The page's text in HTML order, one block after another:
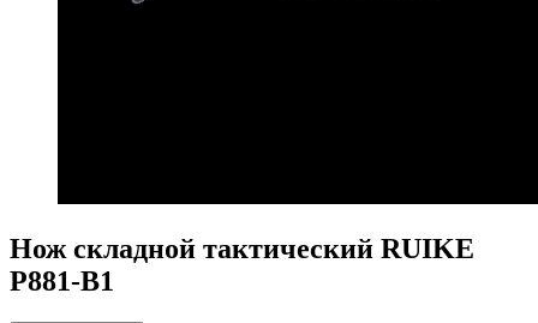
Нож складной тактический RUIKE
P881-B1